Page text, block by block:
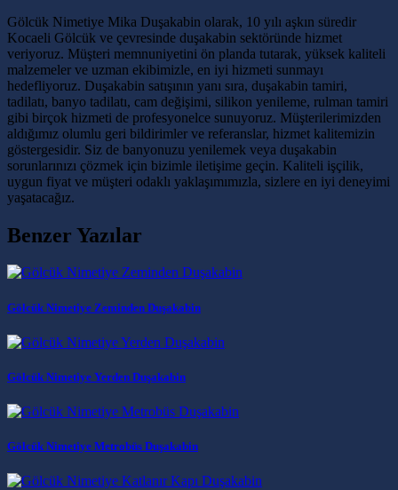
Gölcük Nimetiye Mika Duşakabin olarak, 10 yılı aşkın süredir
Kocaeli Gölcük ve çevresinde duşakabin sektöründe hizmet
veriyoruz. Müşteri memnuniyetini ön planda tutarak, yüksek kaliteli
malzemeler ve uzman ekibimizle, en iyi hizmeti sunmayı
hedefliyoruz. Duşakabin satışının yanı sıra, duşakabin tamiri,
tadilatı, banyo tadilatı, cam değişimi, silikon yenileme, rulman tamiri
gibi birçok hizmeti de profesyonelce sunuyoruz. Müşterilerimizden
aldığımız olumlu geri bildirimler ve referanslar, hizmet kalitemizin
göstergesidir. Siz de banyonuzu yenilemek veya duşakabin
sorunlarınızı çözmek için bizimle iletişime geçin. Kaliteli işçilik,
uygun fiyat ve müşteri odaklı yaklaşımımızla, sizlere en iyi deneyimi
yaşatacağız.
Benzer Yazılar
Gölcük Nimetiye Zeminden Duşakabin
Gölcük Nimetiye Yerden Duşakabin
Gölcük Nimetiye Metrobüs Duşakabin